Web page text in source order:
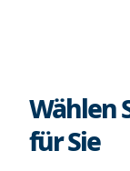
Wählen
für Sie